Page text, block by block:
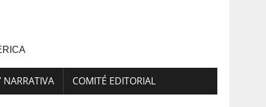
NARRATIVA COMITÉ EDITORIAL